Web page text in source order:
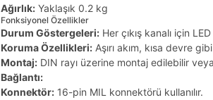
Ağırlık: Yaklaşık 0.2 kg
Fonksiyonel Özellikler
Durum Göstergeleri: Her çıkış kanalı için
Koruma Özellikleri: Aşırı akım, kısa devre
Montaj: DIN rayı üzerine montaj edilebilir
Bağlantı:
Konnektör: 16-pin MIL konnektörü kullanılır.